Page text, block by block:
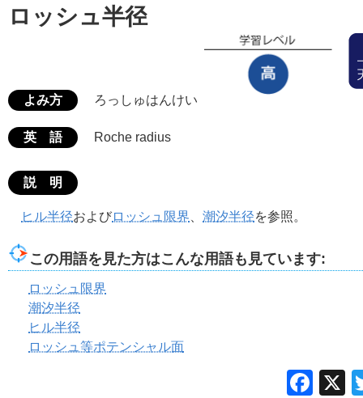
ロッシュ半径
よみ方 ろっしゅはんけい
英 語 Roche radius
説 明
ヒル半径およびロッシュ限界 潮汐半径を参照。
この用語を見た方はこんな用語も見ています:
ロッシュ限界
潮汐半径
ヒル半径
ロッシュ等ポテンシャル面